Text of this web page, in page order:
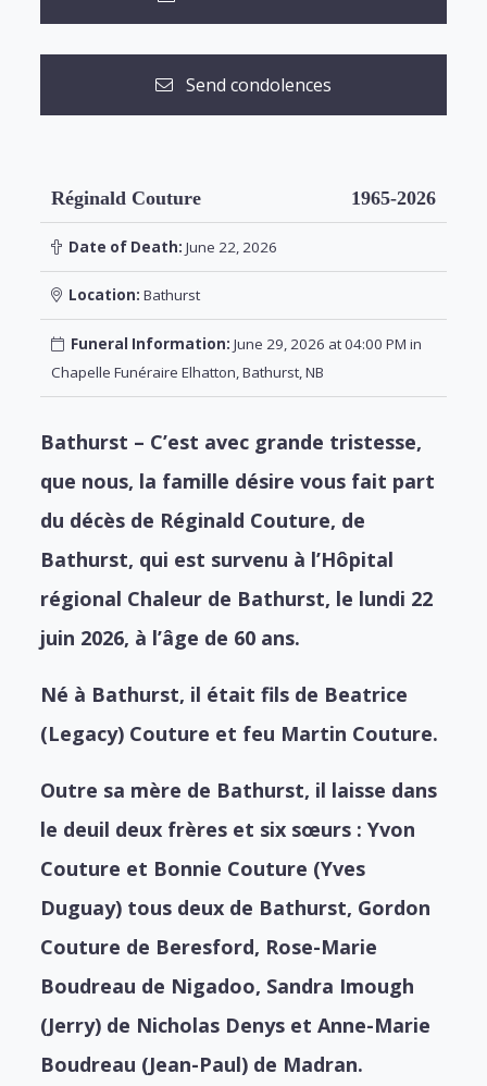
Send condolences
Réginald Couture 1965-2026
Date of Death: June 22, 2026
Location: Bathurst
Funeral Information: June 29, 2026 at 04:00 PM in
Chapelle Funéraire Elhatton, Bathurst, NB
Bathurst – C’est avec grande tristesse,
que nous, la famille désire vous fait part
du décès de Réginald Couture, de
Bathurst, qui est survenu à l’Hôpital
régional Chaleur de Bathurst, le lundi 22
juin 2026, à l’âge de 60 ans.
Né à Bathurst, il était fils de Beatrice
(Legacy) Couture et feu Martin Couture.
Outre sa mère de Bathurst, il laisse dans
le deuil deux frères et six sœurs :Yvon
Couture et Bonnie Couture (Yves
Duguay) tous deux de Bathurst, Gordon
Couture de Beresford, Rose-Marie
Boudreau de Nigadoo, Sandra Imough
(Jerry) de Nicholas Denys etAnne-Marie
Boudreau (Jean-Paul) de Madran.